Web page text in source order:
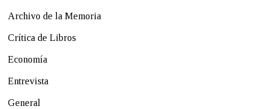
Archivo de la Memoria
Crítica de Libros
Economía
Entrevista
General